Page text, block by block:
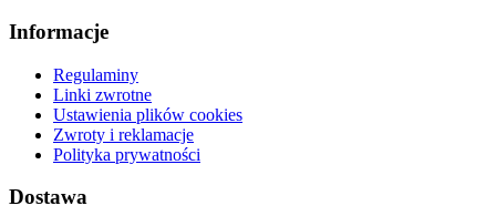
Informacje
Regulaminy
Linki zwrotne
Ustawienia plików cookies
Zwroty i reklamacje
Polityka prywatności
Dostawa